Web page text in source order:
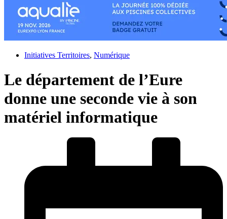
Initiatives Territoires, Numérique
Le département de l’Eure
donne une seconde vie à son
matériel informatique